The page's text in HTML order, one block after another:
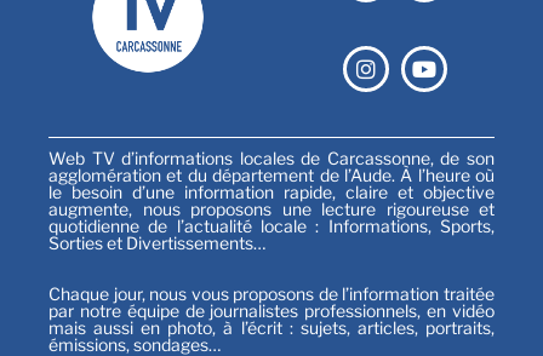
Web TV d’informations locales de Carcassonne, de son
agglomération et du département de l’Aude. À l’heure où
le besoin d’une information rapide, claire et objective
augmente, nous proposons une lecture rigoureuse et
quotidienne de l’actualité locale : Informations, Sports,
Sorties et Divertissements…
Chaque jour, nous vous proposons de l’information traitée
par notre équipe de journalistes professionnels, en vidéo
mais aussi en photo, à l’écrit : sujets, articles, portraits,
émissions, sondages…